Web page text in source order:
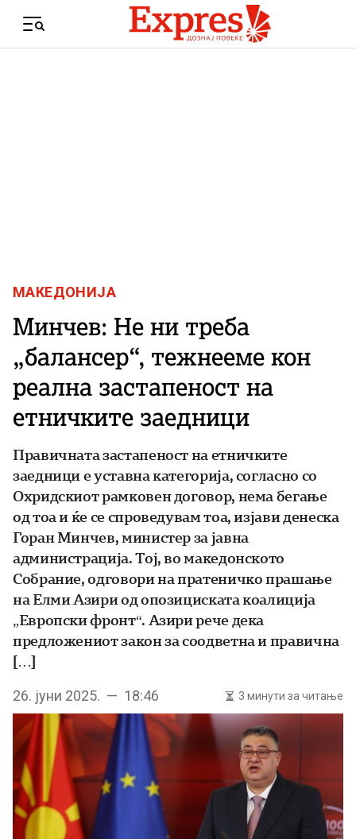
Menu
МАКЕДОНИЈА
Минчев: Не ни треба
„балансер“, тежнееме кон
реална застапеност на
етничките заедници
Правичната застапеност на етничките
заедници е уставна категорија, согласно со
Охридскиот рамковен договор, нема бегање
од тоа и ќе се спроведувам тоа, изјави денеска
Горан Минчев, министер за јавна
администрација. Тој, во македонското
Собрание, одговори на пратеничко прашање
на Елми Азири од опозициската коалиција
„Европски фронт“. Азири рече дека
предложениот закон за соодветна и правична
[…]
26. јуни 2025. — 18:46 3 минути за читање